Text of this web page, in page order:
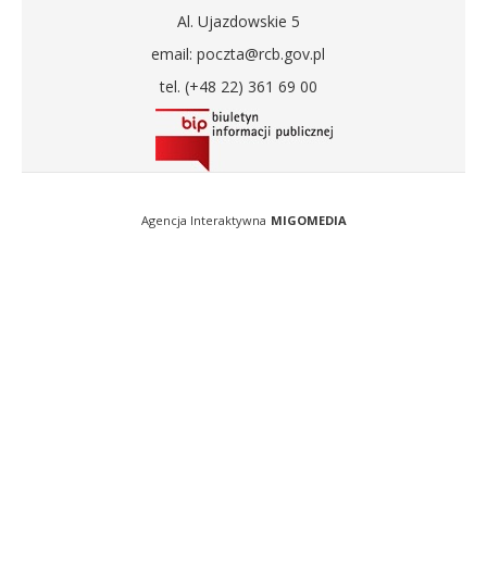
Al. Ujazdowskie 5
email: poczta@rcb.gov.pl
tel. (+48 22) 361 69 00
Agencja Interaktywna MIGOMEDIA